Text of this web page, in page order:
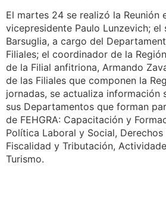
El martes 24 se realizó la Reunión
vicepresidente Paulo Lunzevich; el
Barsuglia, a cargo del
Filiales; el coordinador de la
de la Filial anfitriona, Armando
de las Filiales que componen la
jornadas, se actualiza información
sus Departamentos que forman
de FEHGRA: Capacitación y
Política Laboral y Social, Derechos
Fiscalidad y Tributación,
Turismo.